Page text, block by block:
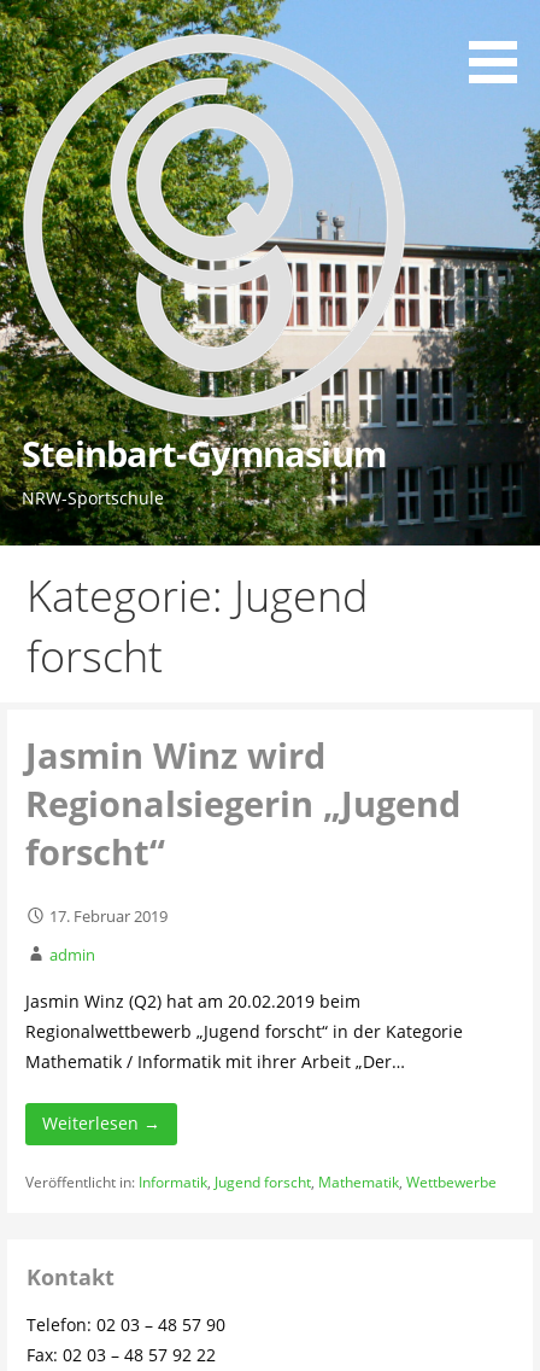
Zum
Inhalt
springen
Steinbart-Gymnasium
NRW-Sportschule
Kategorie: Jugend
forscht
Jasmin Winz wird
Regionalsiegerin „Jugend
forscht“
17. Februar 2019
admin
Jasmin Winz (Q2) hat am 20.02.2019 beim
Regionalwettbewerb „Jugend forscht“ in der Kategorie
Mathematik / Informatik mit ihrer Arbeit „Der…
Weiterlesen →
Veröffentlicht in: Informatik, Jugend forscht, Mathematik, Wettbewerbe
Kontakt
Telefon: 02 03 – 48 57 90
Fax: 02 03 – 48 57 92 22